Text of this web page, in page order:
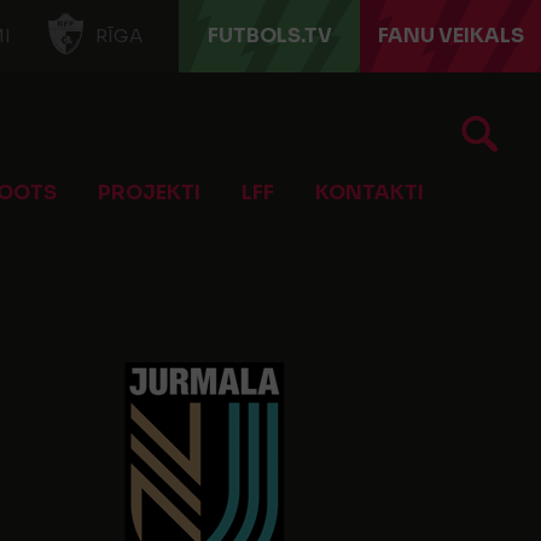
RĪGA FUTBOLS.TV FANU VEIKALS
PROJEKTI LFF KONTAKTI